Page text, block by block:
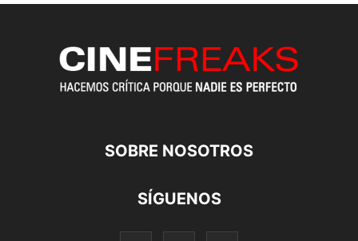
SOBRE NOSOTROS
SÍGUENOS